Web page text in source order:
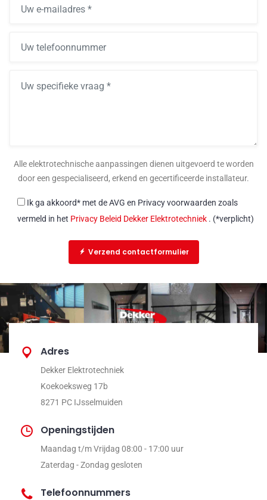
Alle elektrotechnische aanpassingen dienen uitgevoerd te worden
door een gespecialiseerd, erkend en gecertificeerde installateur.
Ik ga akkoord* met de AVG en Privacy voorwaarden zoals
vermeld in het Privacy Beleid Dekker Elektrotechniek . (*verplicht)
Verzend contactformulier
Adres
Dekker Elektrotechniek
Koekoeksweg 17b
8271 PC IJsselmuiden
Openingstijden
Maandag t/m Vrijdag 08:00 - 17:00 uur
Zaterdag - Zondag gesloten
Telefoonnummers